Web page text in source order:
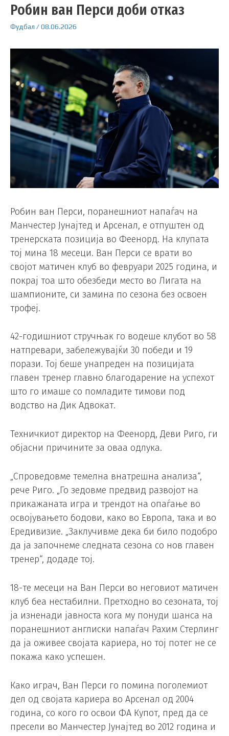
Робин ван Перси доби отказ
Фудбал /08.06.2026
Робин ван Перси, поранешниот напаѓач на
Манчестер Јунајтед и Арсенал, е отпуштен од
тренерската позиција во Феенорд. На клупата
тој мина 18 месеци. Ван Перси се врати во
својот матичен клуб во февруари 2025 година, и
покрај тоа што обезбеди место во Лигата на
шампионите, си замина по сезона без освоен
трофеј.
42-годишниот стручњак го водеше клубот во 58
натпревари, забележувајќи 30 победи и 19
порази. Тој беше унапреден на позицијата
главен тренер главно благодарение на успехот
што го имаше со помладите тимови под
водство на Дик Адвокат.
Техничкиот директор на Феенорд, Деви Риго, ги
објасни причините за оваа одлука.
„Спроведовме темелна внатрешна анализа“,
рече Риго. „Го зедовме предвид развојот на
прикажаната игра и трендот на опаѓање во
освојувањето бодови, како во Европа, така и во
Ередивизие. „Заклучивме дека би било подобро
да ја започнеме следната сезона со нов главен
тренер“, додаде тој.
18-те месеци на Ван Перси во неговиот матичен
клуб беа нестабилни. Претходно во сезоната, тој
ја изненади јавноста кога му понуди шанса на
поранешниот англиски напаѓач Рахим Стерлинг
да ја оживее својата кариера, но тој потег не се
покажа како успешен.
Како играч, Ван Перси го помина поголемиот
дел од својата кариера во Арсенал од 2004
година, со кого го освои ФА Купот, пред да се
пресели во Манчестер Јунајтед во 2012 година и